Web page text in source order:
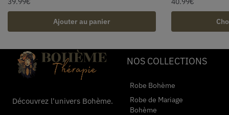
Ajouter au panier
Découvrez l'univers Bohème.
NOS COLLECTIONS
Robe Bohème
Robe de Mariage
Bohème